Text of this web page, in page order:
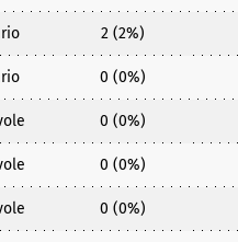
2 (2%)
0 (0%)
0 (0%)
0 (0%)
0 (0%)